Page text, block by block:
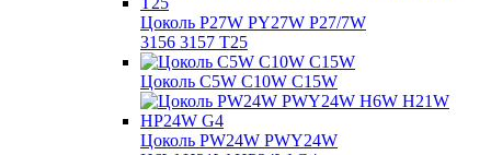
Цоколь P27W PY27W P27/7W
3156 3157 T25
Цоколь C5W C10W C15W
Цоколь PW24W PWY24W